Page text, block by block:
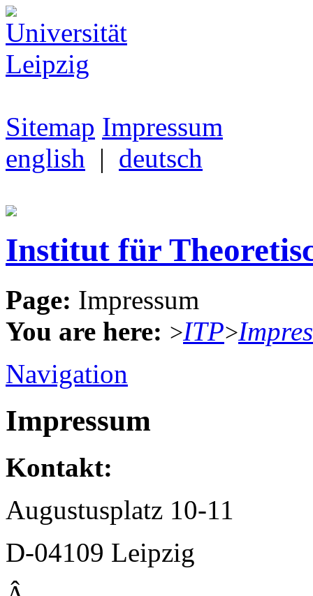
Sitemap Impressum
english | deutsch
Institut für
Page: Impressum
You are here: >ITP>
Navigation
Impressum
Kontakt:
Augustusplatz 10-11
D-04109 Leipzig